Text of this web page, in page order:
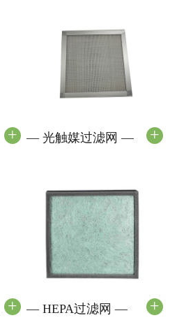
+ —光触媒过滤网 — +
+ —HEPA过滤网 — +